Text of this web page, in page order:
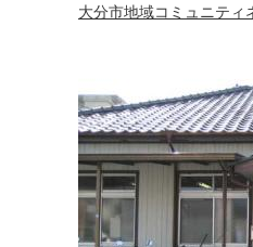
大分市地域コミュニティ